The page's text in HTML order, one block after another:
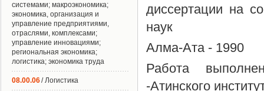
диссертации на
наук
Алма-Ата - 1990
Работа
-Атинского
системами; макроэкономика;
экономика, организация и
управление предприятиями,
отраслями, комплексами;
управление инновациями;
региональная экономика;
логистика; экономика труда
08.00.06/ Логистика